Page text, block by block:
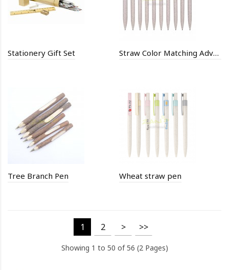
Stationery Gift Set Straw Color Matching Advertising Pen
Tree Branch Pen Wheat straw pen
1 2 > >>
Showing 1 to 50 of 56 (2 Pages)